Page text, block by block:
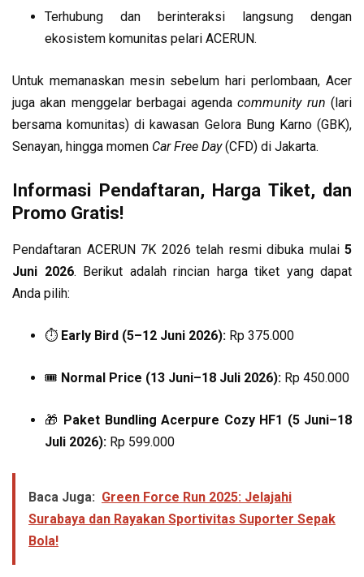
Terhubung dan berinteraksi langsung dengan
ekosistem komunitas pelari ACERUN.
Untuk memanaskan mesin sebelum hari perlombaan, Acer
juga akan menggelar berbagai agendacommunity run (lari
bersama komunitas) di kawasan Gelora Bung Karno (GBK),
Senayan, hingga momen Car Free Day(CFD) di Jakarta.
Informasi Pendaftaran, Harga Tiket, dan
Promo Gratis!
Pendaftaran ACERUN 7K 2026 telah resmi dibuka mulai 5
Juni 2026. Berikut adalah rincian harga tiket yang dapat
Anda pilih:
⏱️ Early Bird (5–12 Juni 2026): Rp 375.000
🎟️ Normal Price (13 Juni–18 Juli 2026): Rp 450.000
🎁 Paket Bundling Acerpure Cozy HF1 (5 Juni–18
Juli 2026): Rp 599.000
Baca Juga: Green Force Run 2025: Jelajahi
Surabaya dan Rayakan Sportivitas Suporter Sepak
Bola!